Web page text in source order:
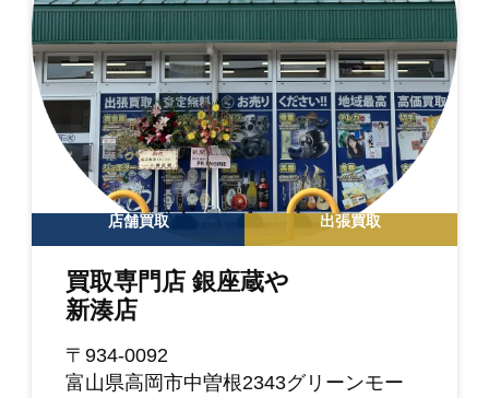
店舗買取 出張買取
買取専門店 銀座蔵や
新湊店
〒934-0092
富山県高岡市中曽根2343グリーンモー